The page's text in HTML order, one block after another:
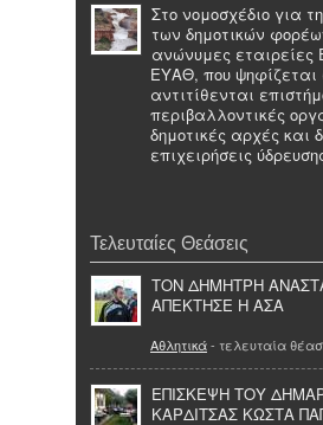
Στο νομοσχέδιο για
των δημοτικών
ανώνυμες εταιρείες
ΕΥΑΘ, που ψηφίζεται
αντιτίθενται
περιβαλλοντικές
δημοτικές αρχές και
επιχειρήσεις
Τελευταίες Θεάσεις
ΤΟΝ ΔΗΜΗΤΡΗ
ΑΠΕΚΤΗΣΕ Η ΑΣΑ
Αθλητικά- τελευταία
ΕΠΙΣΚΕΨΗ ΤΟΥ
ΚΑΡΔΙΤΣΑΣ ΚΩΣΤΑ